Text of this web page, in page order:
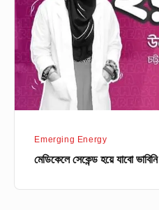
ভাবিনি
Emerging Energy
মেডিকেলে সেকেন্ড হয়ে যাবো ভাবিনি